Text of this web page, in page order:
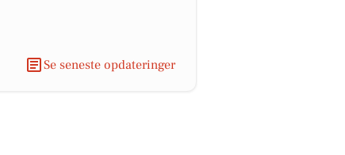
Se seneste opdateringer